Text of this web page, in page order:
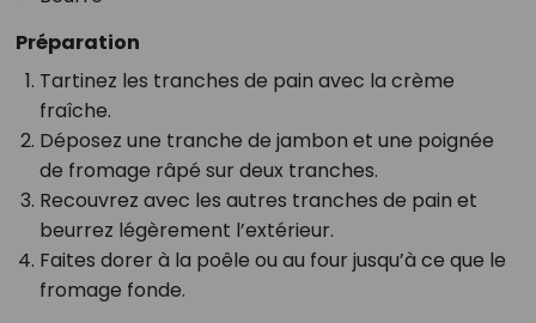
Préparation
Tartinez les tranches de pain avec la crème
fraîche.
Déposez une tranche de jambon et une poignée
de fromage râpé sur deux tranches.
Recouvrez avec les autres tranches de pain et
beurrez légèrement l’extérieur.
Faites dorer à la poêle ou au four jusqu’à ce que le
fromage fonde.